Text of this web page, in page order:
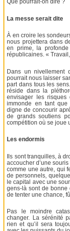
Que pourrait-on dire ?
La messe serait dite
À en croire les
nous projettera dans
en prime, la
républicaines. «
Dans un nivellement
pourrait nous laisser
part dans tous les
réside dans la
envisager les
immonde en tant que
digne de concourir
de grands soutiens
compétition où se joue
Les endormis
Ils sont tranquilles, à
accoucher d’une
comme une autre, qui
de personnels,
le capital avec une
gens-là sont de bonne
de tenter une chance,
Pas le moindre
changer. La sérénité
rien et qu’il sera